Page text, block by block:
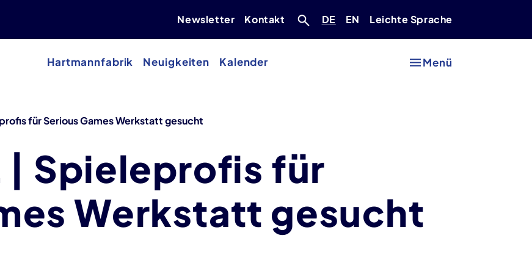
Newsletter Kontakt Deutsch
DE Englisch
EN Leichte Sprache
Hartmannfabrik Neuigkeiten Kalender Menü
für Serious Games Werkstatt gesucht
| Spieleprofis für
Werkstatt gesucht